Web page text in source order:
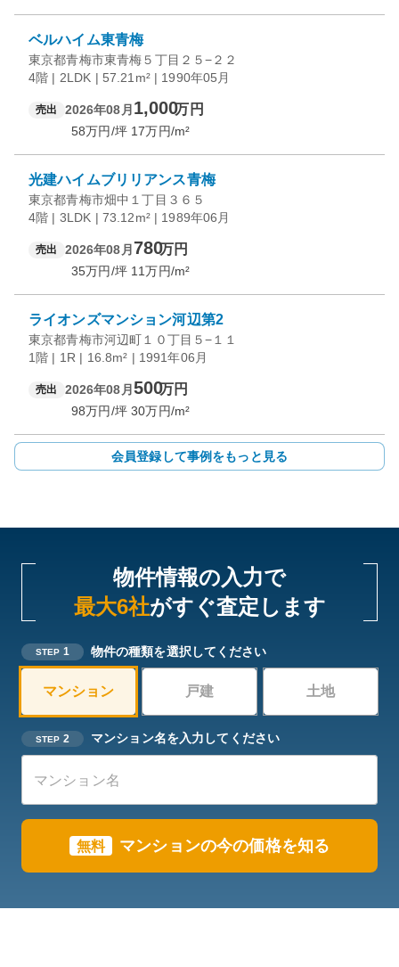
ベルハイム東青梅
東京都青梅市東青梅５丁目２５−２２
4階 | 2LDK | 57.21m² | 1990年05月
売出 2026年08月 1,000万円
58万円/坪 17万円/m²
光建ハイムブリリアンス青梅
東京都青梅市畑中１丁目３６５
4階 | 3LDK | 73.12m² | 1989年06月
売出 2026年08月 780万円
35万円/坪 11万円/m²
ライオンズマンション河辺第2
東京都青梅市河辺町１０丁目５−１１
1階 | 1R | 16.8m² | 1991年06月
売出 2026年08月 500万円
98万円/坪 30万円/m²
会員登録して事例をもっと見る
物件情報の入力で
最大6社がすぐ査定します
STEP 1 物件の種類を選択してください
マンション 戸建 土地
STEP 2 マンション名を入力してください
無料 マンションの今の価格を知る